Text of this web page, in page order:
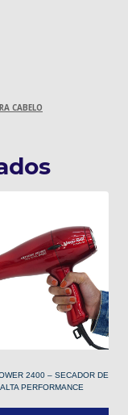
CABELO
2400 – SECADOR DE
PERFORMANCE